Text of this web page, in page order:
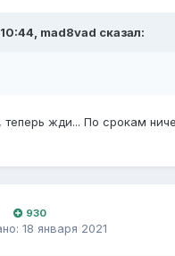
mad8vad сказал:
теперь жди... По срокам
930
18 января 2021